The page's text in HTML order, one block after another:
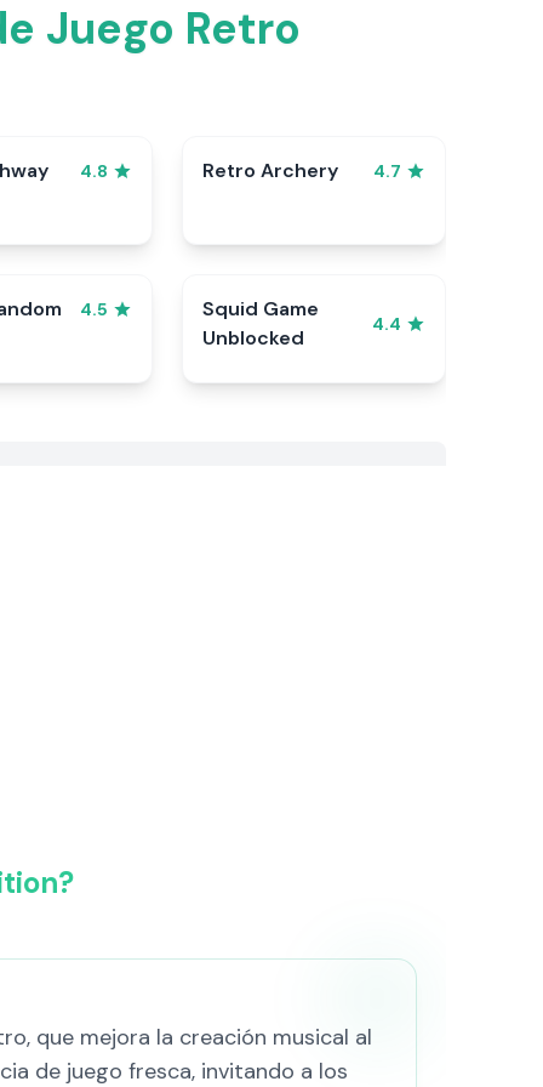
Juego Retro
4.8 Retro Archery 4.7
4.5
Squid Game
Unblocked
4.4
que mejora la creación musical al
de juego fresca, invitando a los